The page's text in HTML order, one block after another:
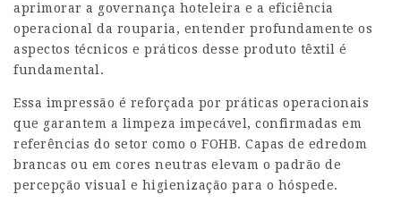
aprimorar a governança hoteleira e a eficiência
operacional da rouparia, entender profundamente os
aspectos técnicos e práticos desse produto têxtil é
fundamental.
Essa impressão é reforçada por práticas operacionais
que garantem a limpeza impecável, confirmadas em
referências do setor como o FOHB. Capas de edredom
brancas ou em cores neutras elevam o padrão de
percepção visual e higienização para o hóspede.